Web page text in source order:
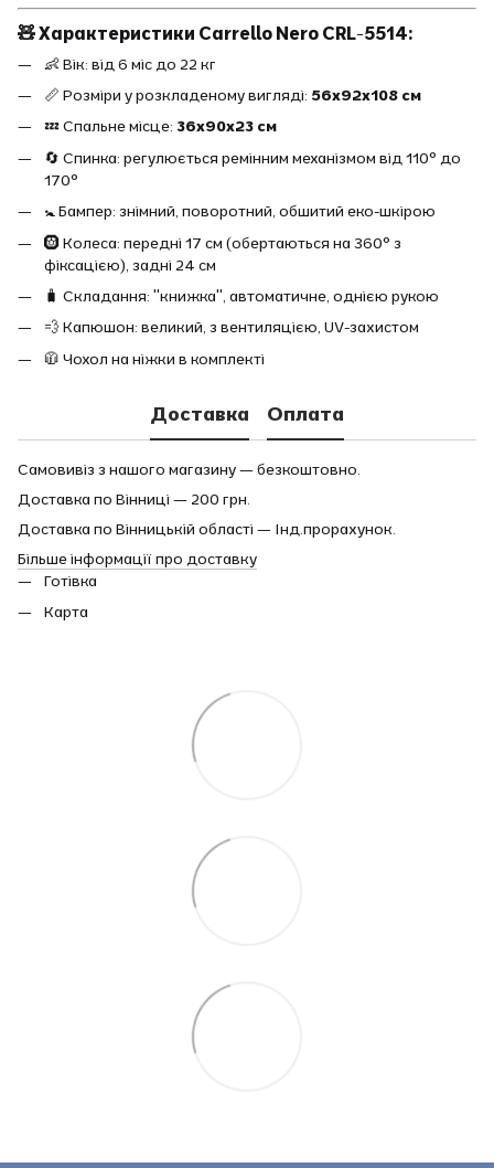
🧸 Характеристики Carrello Nero CRL-5514:
👶 Вік: від 6 міс до 22 кг
📏 Розміри у розкладеному вигляді: 56х92х108 см
💤 Спальне місце: 36х90х23 см
🔄 Спинка: регулюється ремінним механізмом від 110° до
170°
🚼 Бампер: знімний, поворотний, обшитий еко-шкірою
🛞 Колеса: передні 17 см (обертаються на 360° з
фіксацією), задні 24 см
🧳 Складання: "книжка", автоматичне, однією рукою
💨 Капюшон: великий, з вентиляцією, UV-захистом
🧥 Чохол на ніжки в комплекті
Доставка Оплата
Самовивіз з нашого магазину — безкоштовно.
Доставка по Вінниці — 200 грн.
Доставка по Вінницькій області — Інд.прорахунок.
Більше інформації про доставку
Готівка
Карта